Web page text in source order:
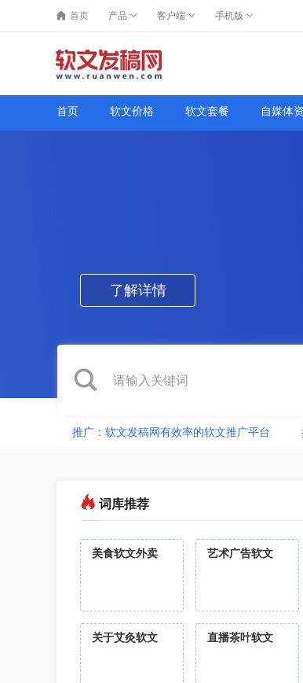
首页 产品 客户端 手机版
首页 软文价格 软文套餐 自媒体
了解详情
推广：软文发稿网有效率的软文推广平台
词库推荐
美食软文外卖 艺术广告软文
关于艾灸软文 直播茶叶软文